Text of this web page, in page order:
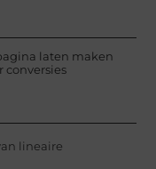
laten maken
conversies
lineaire